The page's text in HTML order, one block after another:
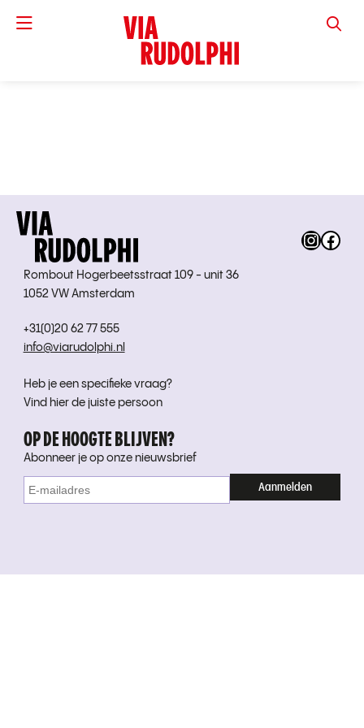
VIA
Rombout Hogerbeetsstraat 109 - unit 36
1052 VW Amsterdam
+31(0)20 62 77 555
info@viarudolphi.nl
Heb je een specifieke vraag?
Vind hier de juiste persoon
OP DE HOOGTE BLIJVEN?
Abonneer je op onze nieuwsbrief